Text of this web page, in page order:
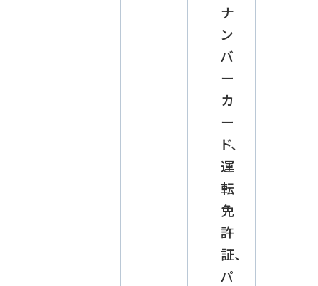
ナ
ン
バ
ー
カ
ー
ド、
運
転
免
許
証、
パ